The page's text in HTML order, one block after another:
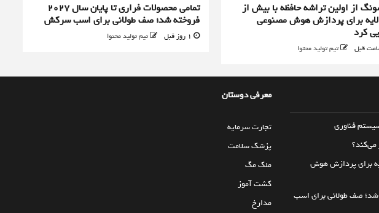
از اولین تراشه حافظه با بیش از
۴۰۰ لایه برای پردازش هوش مصنوعی
کرد
تیم تولید محتوا
تمامی محصولات فراری تا پایان سال ۲۰۲۷
فروخته شد؛ صف طولانی برای اسب سرکش
تیم تولید محتوا
فناوری
می‌کند؟
از اولین تراشه حافظه با بیش از ۴۰۰ لایه برای پردازش هوش
تا پایان سال ۲۰۲۷ فروخته شد؛ صف طولانی برای اسب
معرفی دوستان
تجارت سرمایه
پزشک سلامت
ملک مگ
کشت آموز
مدارخ